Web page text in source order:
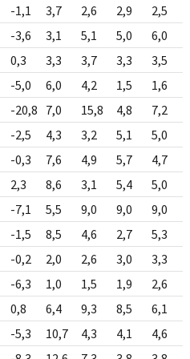
-1,1 3,7 2,6 2,9 2,5
-3,6 3,1 5,1 5,0 6,0
0,3 3,3 3,7 3,3 3,5
-5,0 6,0 4,2 1,5 1,6
-20,8 7,0 15,8 4,8 7,2
-2,5 4,3 3,2 5,1 5,0
-0,3 7,6 4,9 5,7 4,7
2,3 8,6 3,1 5,4 5,0
-7,1 5,5 9,0 9,0 9,0
-1,5 8,5 4,6 2,7 5,3
-0,2 2,0 2,6 3,0 3,3
-6,3 1,0 1,5 1,9 2,6
0,8 6,4 9,3 8,5 6,1
-5,3 10,7 4,3 4,1 4,6